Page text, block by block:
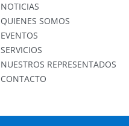
NOTICIAS
QUIENES SOMOS
EVENTOS
SERVICIOS
NUESTROS REPRESENTADOS
CONTACTO